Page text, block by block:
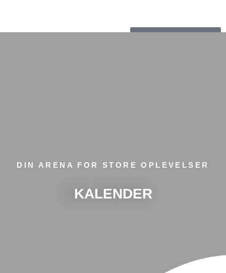
DIN ARENA FOR STORE OPLEVELSER
KALENDER